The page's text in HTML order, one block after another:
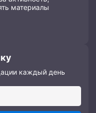
материалы
каждый день